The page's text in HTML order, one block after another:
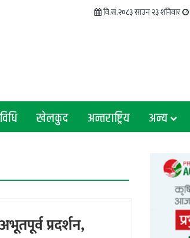
वि.सं.२०८३ साउन २३ शनिवार
खेलकुद अन्तराष्ट्रिय अन्य
प्रदर्शन,